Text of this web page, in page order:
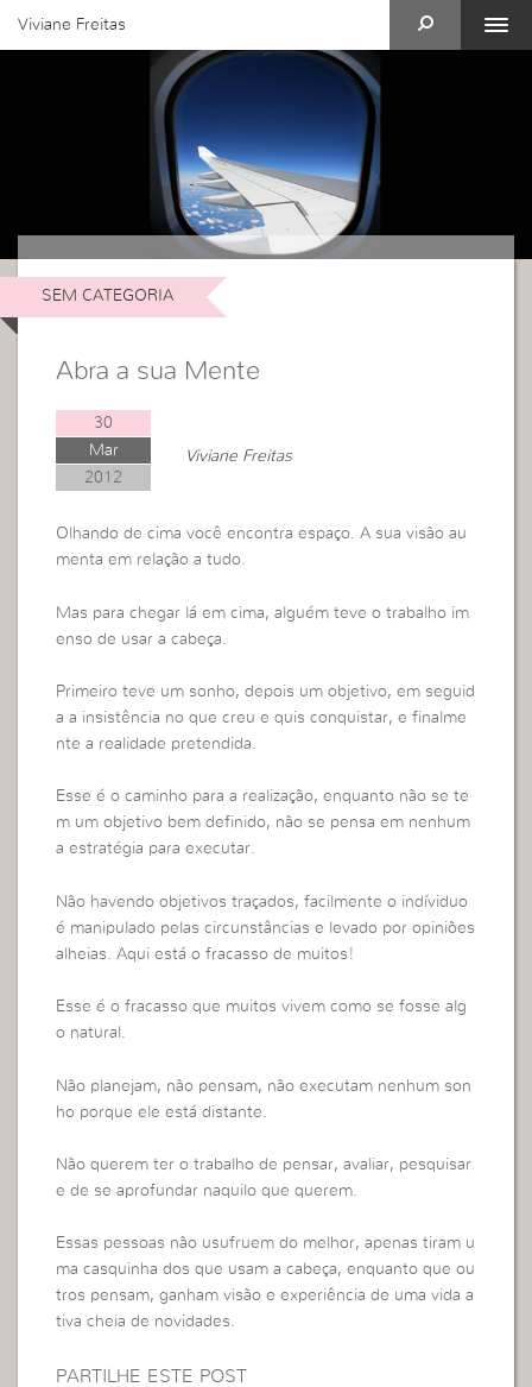
Viviane Freitas
SEM CATEGORIA
Abra a sua Mente
30
Mar
2012
Viviane Freitas
Olhando de cima você encontra espaço. A sua visão au
menta em relação a tudo.
Mas para chegar lá em cima, alguém teve o trabalho im
enso de usar a cabeça.
Primeiro teve um sonho, depois um objetivo, em seguid
a a insistência no que creu e quis conquistar, e finalme
nte a realidade pretendida.
Esse é o caminho para a realização, enquanto não se te
m um objetivo bem definido, não se pensa em nenhum
a estratégia para executar.
Não havendo objetivos traçados, facilmente o indíviduo
é manipulado pelas circunstâncias e levado por opiniões
alheias. Aqui está o fracasso de muitos!
Esse é o fracasso que muitos vivem como se fosse alg
o natural.
Não planejam, não pensam, não executam nenhum son
ho porque ele está distante.
Não querem ter o trabalho de pensar, avaliar, pesquisar
e de se aprofundar naquilo que querem.
Essas pessoas não usufruem do melhor, apenas tiram u
ma casquinha dos que usam a cabeça, enquanto que ou
tros pensam, ganham visão e experiência de uma vida a
tiva cheia de novidades.
PARTILHE ESTE POST